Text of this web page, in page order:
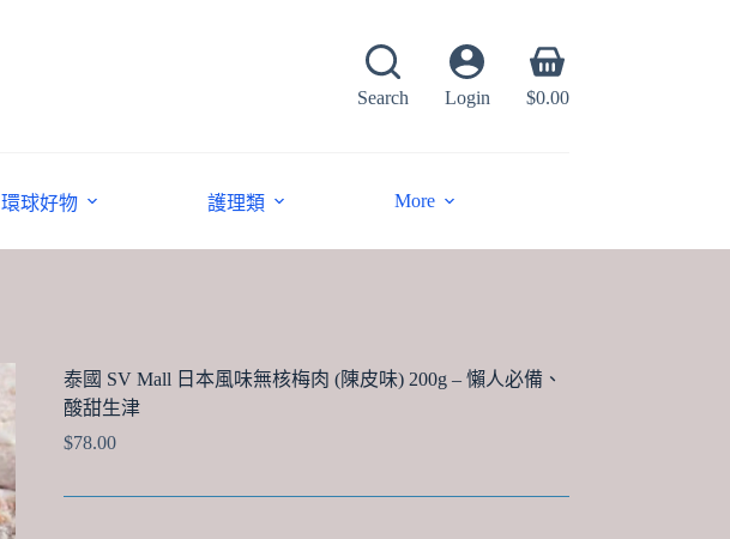
Search Login
Shopping
cart
$0.00
環球好物 護理類 More
泰國 SV Mall 日本風味無核梅肉 (陳皮味) 200g – 懶人必備、
酸甜生津
$78.00